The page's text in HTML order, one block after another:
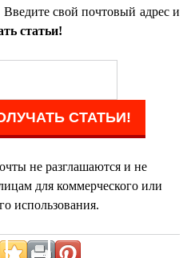
свой почтовый адрес и
статьи!
не разглашаются и не
для коммерческого или
использования.